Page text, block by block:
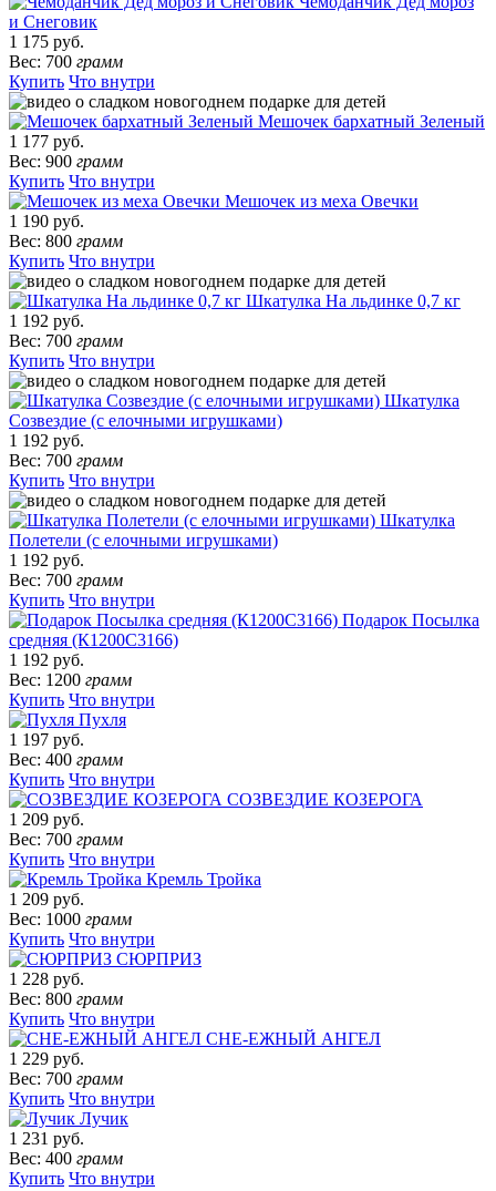
и Снеговик
1 175 руб.
Вес: 700 грамм
Купить Что внутри
Мешочек бархатный Зеленый
1 177 руб.
Вес: 900 грамм
Купить Что внутри
Мешочек из меха Овечки
1 190 руб.
Вес: 800 грамм
Купить Что внутри
Шкатулка На льдинке 0,7 кг
1 192 руб.
Вес: 700 грамм
Купить Что внутри
Шкатулка
Созвездие (с елочными игрушками)
1 192 руб.
Вес: 700 грамм
Купить Что внутри
Шкатулка
Полетели (с елочными игрушками)
1 192 руб.
Вес: 700 грамм
Купить Что внутри
Подарок Посылка
средняя (К1200С3166)
1 192 руб.
Вес: 1200 грамм
Купить Что внутри
Пухля
1 197 руб.
Вес: 400 грамм
Купить Что внутри
СОЗВЕЗДИЕ КОЗЕРОГА
1 209 руб.
Вес: 700 грамм
Купить Что внутри
Кремль Тройка
1 209 руб.
Вес: 1000 грамм
Купить Что внутри
СЮРПРИЗ
1 228 руб.
Вес: 800 грамм
Купить Что внутри
СНЕ-ЕЖНЫЙ АНГЕЛ
1 229 руб.
Вес: 700 грамм
Купить Что внутри
Лучик
1 231 руб.
Вес: 400 грамм
Купить Что внутри